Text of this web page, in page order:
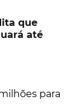
que
até